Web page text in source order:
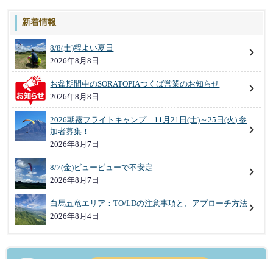
新着情報
8/8(土)程よい夏日
2026年8月8日
お盆期間中のSORATOPIAつくば営業のお知らせ
2026年8月8日
2026朝霧フライトキャンプ 11月21日(土)～25日(火) 参
加者募集！
2026年8月7日
8/7(金)ビュービューで不安定
2026年8月7日
白馬五竜エリア：TO/LDの注意事項と、アプローチ方法
2026年8月4日